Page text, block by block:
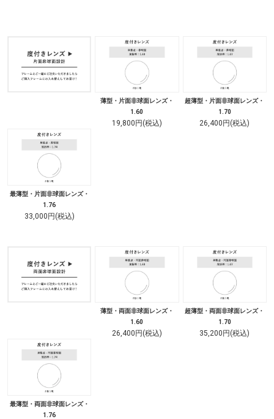
薄型・片面非球面レンズ・
1.60
19,800円(税込)
超薄型・片面非球面レンズ・
1.70
26,400円(税込)
最薄型・片面非球面レンズ・
1.76
33,000円(税込)
薄型・両面非球面レンズ・
1.60
26,400円(税込)
超薄型・両面非球面レンズ・
1.70
35,200円(税込)
最薄型・両面非球面レンズ・
1.76